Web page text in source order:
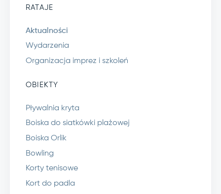
RATAJE
Aktualności
Wydarzenia
Organizacja imprez i szkoleń
OBIEKTY
Pływalnia kryta
Boiska do siatkówki plażowej
Boiska Orlik
Bowling
Korty tenisowe
Kort do padla